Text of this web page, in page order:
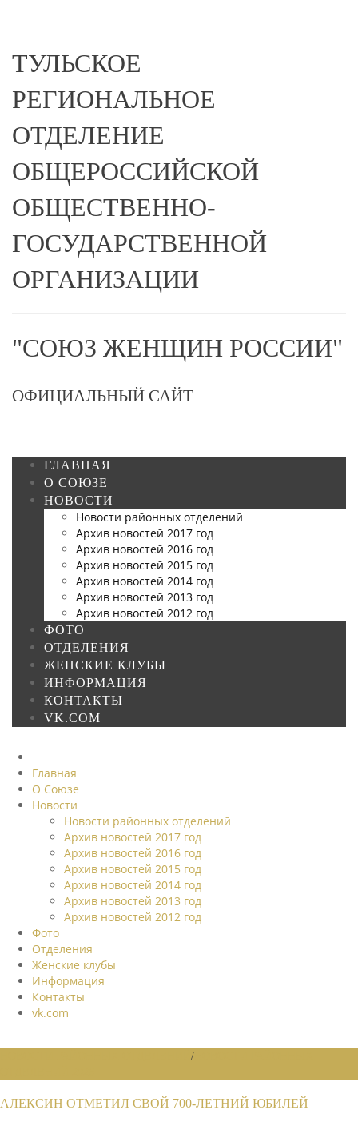
ТУЛЬСКОЕ
РЕГИОНАЛЬНОЕ
ОТДЕЛЕНИЕ
ОБЩЕРОССИЙСКОЙ
ОБЩЕСТВЕННО-
ГОСУДАРСТВЕННОЙ
ОРГАНИЗАЦИИ
"СОЮЗ ЖЕНЩИН РОССИИ"
ОФИЦИАЛЬНЫЙ САЙТ
ГЛАВНАЯ
О СОЮЗЕ
НОВОСТИ
Новости районных отделений
Архив новостей 2017 год
Архив новостей 2016 год
Архив новостей 2015 год
Архив новостей 2014 год
Архив новостей 2013 год
Архив новостей 2012 год
ФОТО
ОТДЕЛЕНИЯ
ЖЕНСКИЕ КЛУБЫ
ИНФОРМАЦИЯ
КОНТАКТЫ
VK.COM
Главная
О Союзе
Новости
Новости районных отделений
Архив новостей 2017 год
Архив новостей 2016 год
Архив новостей 2015 год
Архив новостей 2014 год
Архив новостей 2013 год
Архив новостей 2012 год
Фото
Отделения
Женские клубы
Информация
Контакты
vk.com
/
АЛЕКСИН ОТМЕТИЛ СВОЙ 700-ЛЕТНИЙ ЮБИЛЕЙ